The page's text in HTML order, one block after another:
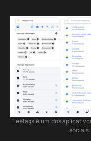
Leetags é um dos
sociais